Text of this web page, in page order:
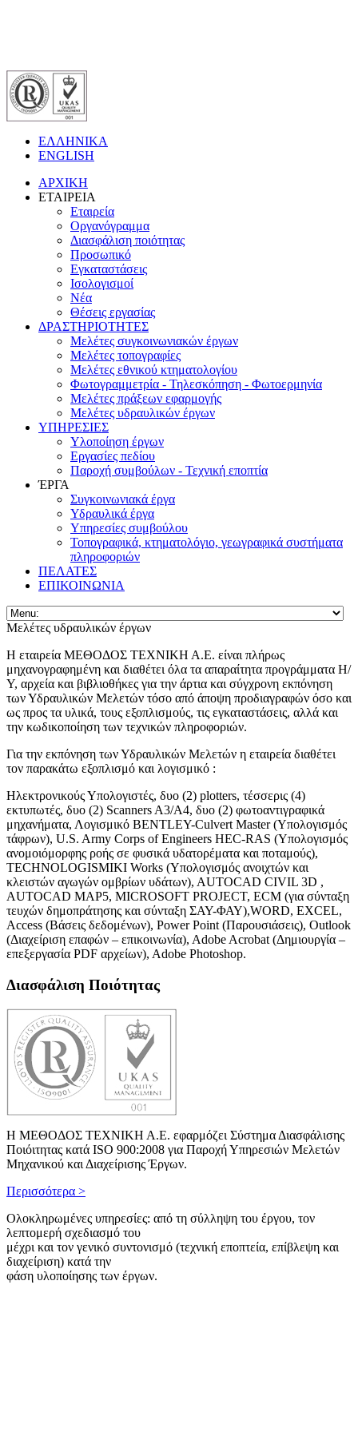
ΕΛΛΗΝΙΚΑ
ENGLISH
ΑΡΧΙΚΗ
ΕΤΑΙΡΕΙΑ
Εταιρεία
Οργανόγραμμα
Διασφάλιση ποιότητας
Προσωπικό
Εγκαταστάσεις
Ισολογισμοί
Νέα
Θέσεις εργασίας
ΔΡΑΣΤΗΡΙΟΤΗΤΕΣ
Μελέτες συγκοινωνιακών έργων
Μελέτες τοπογραφίες
Μελέτες εθνικού κτηματολογίου
Φωτογραμμετρία - Τηλεσκόπηση - Φωτοερμηνία
Μελέτες πράξεων εφαρμογής
Μελέτες υδραυλικών έργων
ΥΠΗΡΕΣΙΕΣ
Υλοποίηση έργων
Εργασίες πεδίου
Παροχή συμβούλων - Τεχνική εποπτία
ΈΡΓΑ
Συγκοινωνιακά έργα
Υδραυλικά έργα
Υπηρεσίες συμβούλου
Τοπογραφικά, κτηματολόγιο, γεωγραφικά συστήματα
πληροφοριών
ΠΕΛΑΤΕΣ
ΕΠΙΚΟΙΝΩΝΙΑ
Μελέτες υδραυλικών έργων
Η εταιρεία ΜΕΘΟΔΟΣ ΤΕΧΝΙΚΗ Α.Ε. είναι πλήρως
μηχανογραφημένη και διαθέτει όλα τα απαραίτητα προγράμματα Η/
Υ, αρχεία και βιβλιοθήκες για την άρτια και σύγχρονη εκπόνηση
των Υδραυλικών Μελετών τόσο από άποψη προδιαγραφών όσο και
ως προς τα υλικά, τους εξοπλισμούς, τις εγκαταστάσεις, αλλά και
την κωδικοποίηση των τεχνικών πληροφοριών.
Για την εκπόνηση των Υδραυλικών Μελετών η εταιρεία διαθέτει
τον παρακάτω εξοπλισμό και λογισμικό :
Ηλεκτρονικούς Υπολογιστές, δυο (2) plotters, τέσσερις (4)
εκτυπωτές, δυο (2) Scanners A3/A4, δυο (2) φωτοαντιγραφικά
μηχανήματα, Λογισμικό BENTLEY-Culvert Master (Υπολογισμός
τάφρων), U.S. Army Corps of Engineers HEC-RAS (Υπολογισμός
ανομοιόμορφης ροής σε φυσικά υδατορέματα και ποταμούς),
TECHNOLOGISMIKI Works (Υπολογισμός ανοιχτών και
κλειστών αγωγών ομβρίων υδάτων), AUTOCAD CIVIL 3D ,
AUTOCAD MAP5, MICROSOFT PROJECT, ECM (για σύνταξη
τευχών δημοπράτησης και σύνταξη ΣΑΥ-ΦΑΥ),WORD, EXCEL,
Access (Βάσεις δεδομένων), Power Point (Παρουσιάσεις), Outlook
(Διαχείριση επαφών – επικοινωνία), Adobe Acrobat (Δημιουργία –
επεξεργασία PDF αρχείων), Adobe Photoshop.
Διασφάλιση Ποιότητας
Η ΜΕΘΟΔΟΣ ΤΕΧΝΙΚΗ Α.Ε. εφαρμόζει Σύστημα Διασφάλισης
Ποιόιτητας κατά ISO 900:2008 για Παροχή Υπηρεσιών Μελετών
Μηχανικού και Διαχείρισης Έργων.
Περισσότερα >
Ολοκληρωμένες υπηρεσίες: από τη σύλληψη του έργου, τον
λεπτομερή σχεδιασμό του
μέχρι και τον γενικό συντονισμό (τεχνική εποπτεία, επίβλεψη και
διαχείριση) κατά την
φάση υλοποίησης των έργων.